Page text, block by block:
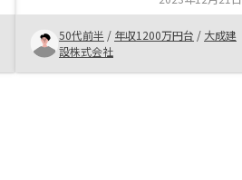
ない、判っていないくても、大丈夫
であるという信頼関係の中で決めた
点 ・現金購入とローンとの違い ・
深夜の時間でも対応していただける
50代前半 / 年収1200万円台 / 大成建
設株式会社